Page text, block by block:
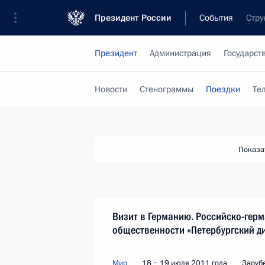
Президент России События
Президент Администрация
Новости Стенограммы Поездки
Визит в Германию. Российско-
общественности «Петербургский